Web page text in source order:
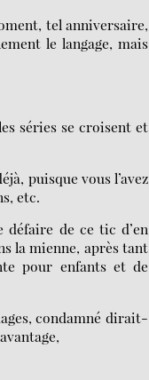
tel anniversaire,
le langage, mais
séries se croisent et
puisque vous l’avez
etc.
défaire de ce tic d’en
la mienne, après tant
pour enfants et de
condamné dirait-